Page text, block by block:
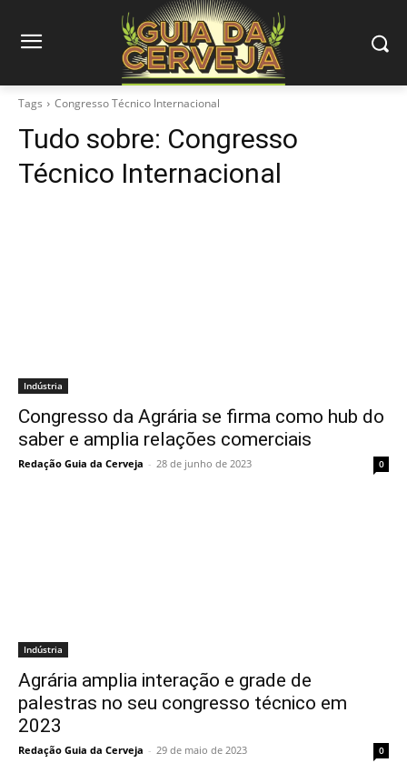
Tags Congresso Técnico Internacional
Tudo sobre: Congresso
Técnico Internacional
Indústria
Congresso da Agrária se firma como hub do
saber e amplia relações comerciais
Redação Guia da Cerveja - 28 de junho de 2023 0
Indústria
Agrária amplia interação e grade de
palestras no seu congresso técnico em
2023
Redação Guia da Cerveja - 29 de maio de 2023 0